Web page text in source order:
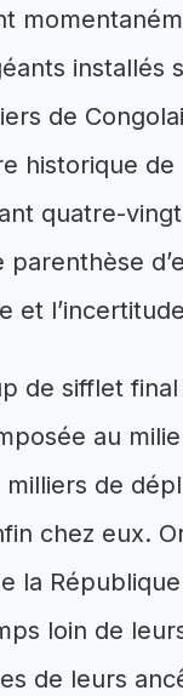
installés
de
historique
quatre-
et
de sifflet
au
de
chez eux.
la
loin de
de leurs